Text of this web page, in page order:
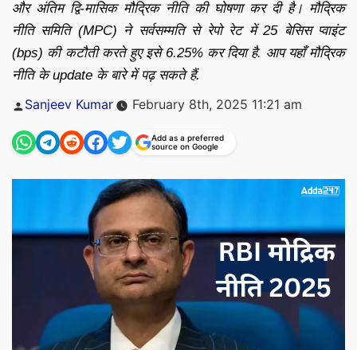
और अंतिम द्वि-मासिक मौद्रिक नीति की घोषणा कर दी है। मौद्रिक
नीति समिति (MPC) ने सर्वसम्मति से रेपो रेट में 25 बेसिस प्वाइंट
(bps) की कटौती करते हुए इसे 6.25% कर दिया है. आप यहाँ मौद्रिक
नीति के update के बारे में पढ़ सकते हैं.
Posted
Sanjeev Kumar February 8th, 2025 11:21 am
Add as a preferred
source on Google